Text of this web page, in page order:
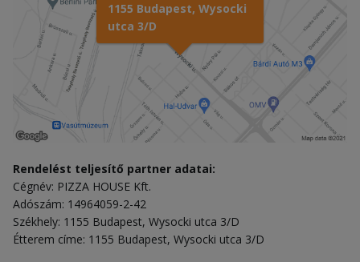
1155 Budapest, Wysocki
utca 3/D
Rendelést teljesítő partner adatai:
Cégnév: PIZZA HOUSE Kft.
Adószám: 14964059-2-42
Székhely: 1155 Budapest, Wysocki utca 3/D
Étterem címe: 1155 Budapest, Wysocki utca 3/D